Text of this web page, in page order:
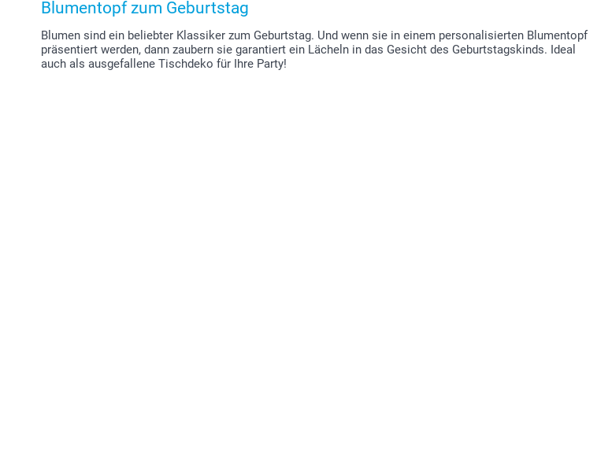
Blumentopf zum Geburtstag
Blumen sind ein beliebter Klassiker zum Geburtstag. Und wenn sie in einem personalisierten Blumentopf
präsentiert werden, dann zaubern sie garantiert ein Lächeln in das Gesicht des Geburtstagskinds. Ideal
auch als ausgefallene Tischdeko für Ihre Party!